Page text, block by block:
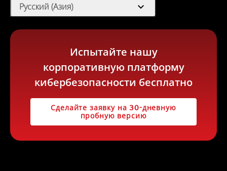
Русский (Азия) expand_more
Испытайте нашу
корпоративную платформу
кибербезопасности бесплатно
Сделайте заявку на 30-дневную
пробную версию